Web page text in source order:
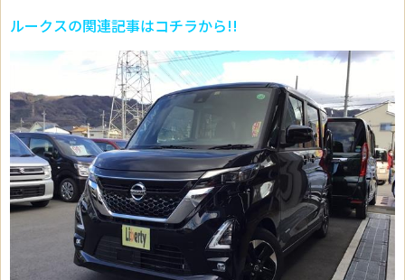
ルークスの関連記事はコチラから!!